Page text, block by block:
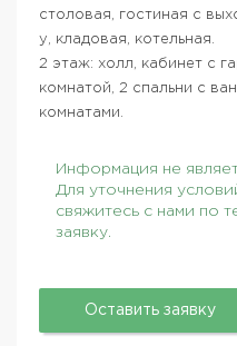
столовая, гостиная с
у, кладовая, котельная.
2 этаж: холл, кабинет с
комнатой, 2 спальни с
комнатами.
Информация не
Для уточнения
свяжитесь с нами по
заявку.
Оставить заявку